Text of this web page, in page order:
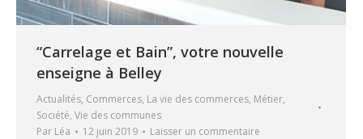
“Carrelage et Bain”, votre nouvelle
enseigne à Belley
Actualités, Commerces, La vie des commerces, Métier,
Société, Vie des communes
Par Léa 12 juin 2019 Laisser un commentaire